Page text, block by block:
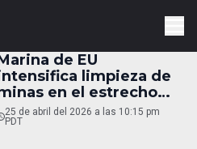
de EU
limpieza de
en el estrecho
Ormuz tras ruptura
Irán
25 de abril del 2026 a las 10:15 pm
PDT